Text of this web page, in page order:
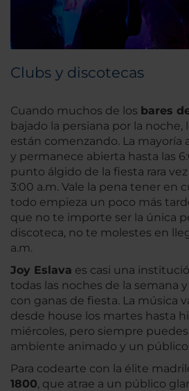
Clubs y discotecas
Cuando muchos de los bares
bajado la persiana por la noche,
están comenzando. La mayoría
y permanece abierta hasta las
punto álgido de la fiesta rara
3:00 a.m. Vale la pena tener en
todo empieza un poco más
que no te importe ser la única
discoteca, no te molestes en
a.m.
Joy Eslava es casi una
todas las noches de la semana
con ganas de fiesta. La música
desde house los martes hasta
miércoles, pero siempre
ambiente animado y un público
Para codearte con la élite
1800, que atrae a un público